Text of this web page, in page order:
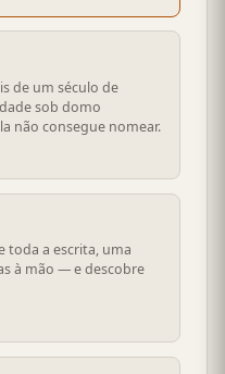
de um século de
sob domo
não consegue nomear.
toda a escrita, uma
à mão — e descobre